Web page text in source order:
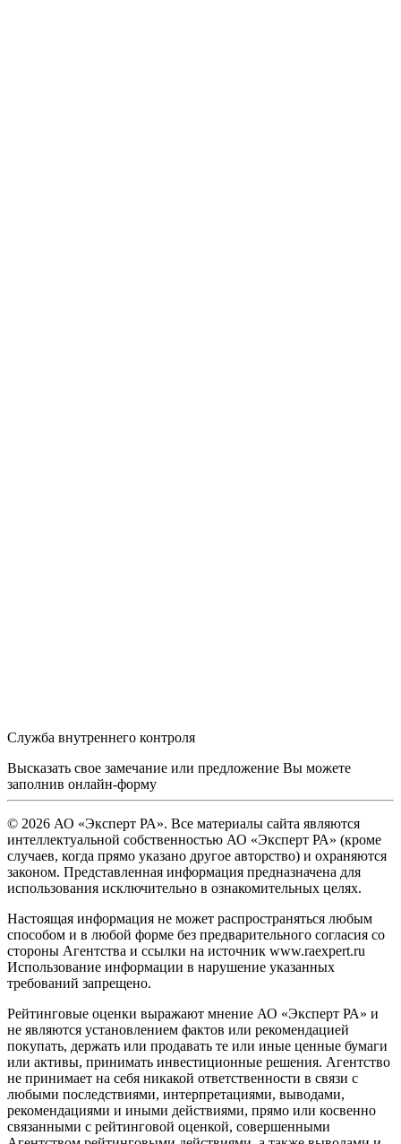
Служба внутреннего контроля
Высказать свое замечание или предложение Вы можете
заполнив онлайн-форму
© 2026 АО «Эксперт РА». Все материалы сайта являются
интеллектуальной собственностью АО «Эксперт РА» (кроме
случаев, когда прямо указано другое авторство) и охраняются
законом. Представленная информация предназначена для
использования исключительно в ознакомительных целях.
Настоящая информация не может распространяться любым
способом и в любой форме без предварительного согласия со
стороны Агентства и ссылки на источник www.raexpert.ru
Использование информации в нарушение указанных
требований запрещено.
Рейтинговые оценки выражают мнение АО «Эксперт РА» и
не являются установлением фактов или рекомендацией
покупать, держать или продавать те или иные ценные бумаги
или активы, принимать инвестиционные решения. Агентство
не принимает на себя никакой ответственности в связи с
любыми последствиями, интерпретациями, выводами,
рекомендациями и иными действиями, прямо или косвенно
связанными с рейтинговой оценкой, совершенными